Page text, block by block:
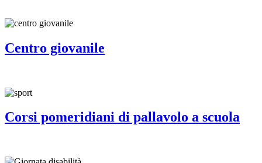
Centro giovanile
Corsi pomeridiani di pallavolo a scuola